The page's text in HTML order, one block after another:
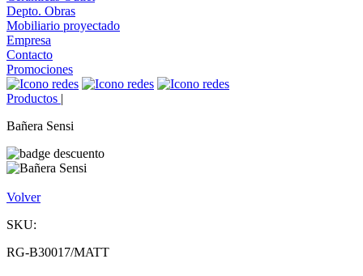
Depto. Obras
Mobiliario proyectado
Empresa
Contacto
Promociones
Productos |
Bañera Sensi
Volver
SKU:
RG-B30017/MATT